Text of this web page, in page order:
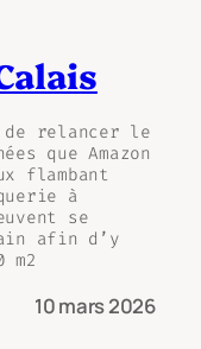
de relancer le
que Amazon
flambant
à
se
afin d’y
m2
10 mars 2026